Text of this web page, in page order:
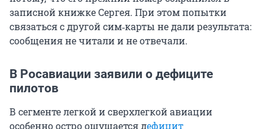
записной книжке Сергея. При этом попытки
связаться с другой сим‑карты не дали результата:
сообщения не читали и не отвечали.
В Росавиации заявили о дефиците
пилотов
В сегменте легкой и сверхлегкой авиации
особенно остро ощущается дефицит